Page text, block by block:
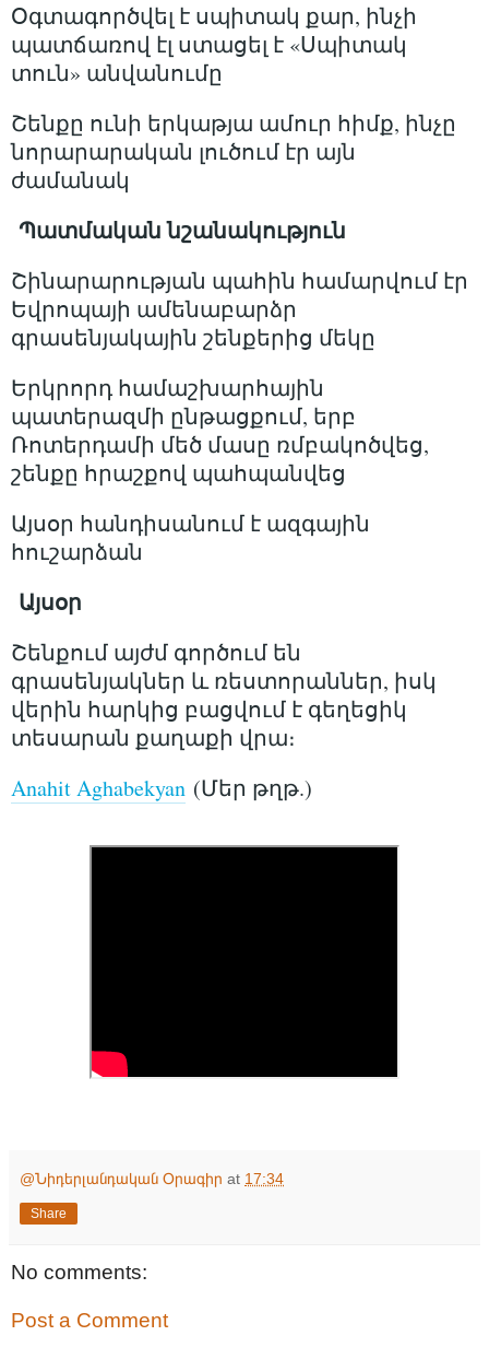
Օգտագործվել է սպիտակ քար, ինչի
պատճառով էլ ստացել է «Սպիտակ
տուն» անվանումը
Շենքը ունի երկաթյա ամուր հիմք, ինչը
նորարարական լուծում էր այն
ժամանակ
Պատմական նշանակություն
Շինարարության պահին համարվում էր
Եվրոպայի ամենաբարձր
գրասենյակային շենքերից մեկը
Երկրորդ համաշխարհային
պատերազմի ընթացքում, երբ
Ռոտերդամի մեծ մասը ռմբակոծվեց,
շենքը հրաշքով պահպանվեց
Այսօր հանդիսանում է ազգային
հուշարձան
Այսօր
Շենքում այժմ գործում են
գրասենյակներ և ռեստորաններ, իսկ
վերին հարկից բացվում է գեղեցիկ
տեսարան քաղաքի վրա։
Anahit Aghabekyan (Մեր թղթ.)
@Նիդերլանդական Օրագիր at 17:34
Share
No comments:
Post a Comment